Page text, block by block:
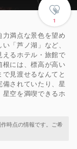
1
満点な景色を望め
「芦ノ湖」など、
えるホテル・旅館で
根には、標高が高い
見渡せるなんてと
備されていたり、星
空を満喫できるホ